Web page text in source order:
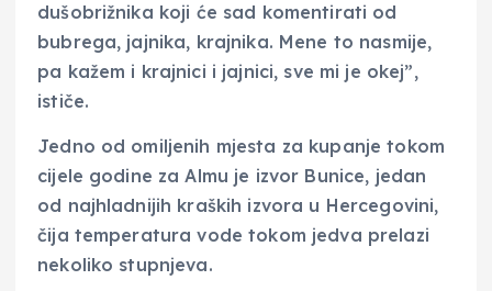
dušobrižnika koji će sad komentirati od
bubrega, jajnika, krajnika. Mene to nasmije,
pa kažem i krajnici i jajnici, sve mi je okej”,
ističe.
Jedno od omiljenih mjesta za kupanje tokom
cijele godine za Almu je izvor Bunice, jedan
od najhladnijih kraških izvora u Hercegovini,
čija temperatura vode tokom jedva prelazi
nekoliko stupnjeva.